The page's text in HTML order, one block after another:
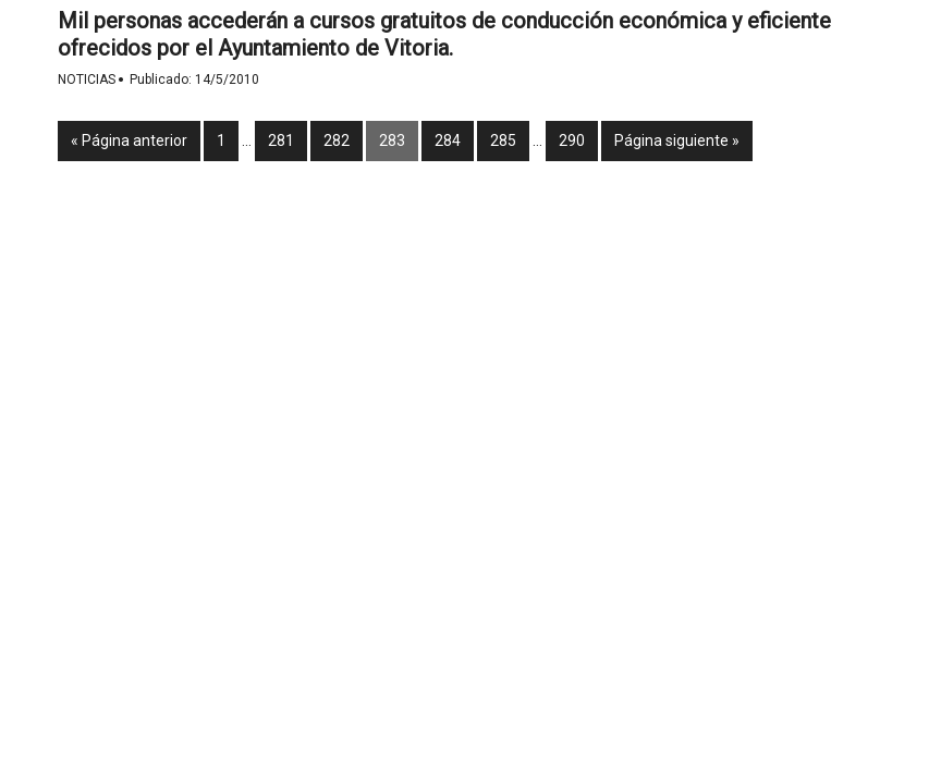
Mil personas accederán a cursos gratuitos de conducción económica y eficiente
ofrecidos por el Ayuntamiento de Vitoria.
NOTICIAS · Publicado: 14/5/2010
« Página anterior 1 281 282 283 284 285 290 Página siguiente »